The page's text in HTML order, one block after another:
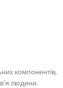
компонентів,
людини.